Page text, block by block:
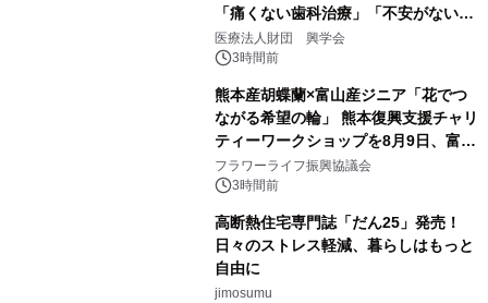
「痛くない歯科治療」「不安がない治
療計画」をテーマに専門監修
医療法人財団 興学会
3時間前
熊本産胡蝶蘭×富山産ジニア「花でつ
ながる希望の輪」 熊本復興支援チャリ
ティーワークショップを8月9日、富
山・射水で開催
フラワーライフ振興協議会
3時間前
高断熱住宅専門誌「だん25」発売！
日々のストレス軽減、暮らしはもっと
自由に
jimosumu